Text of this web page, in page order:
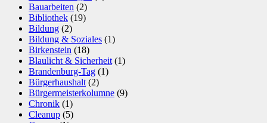
Bauarbeiten (2)
Bibliothek (19)
Bildung (2)
Bildung & Soziales (1)
Birkenstein (18)
Blaulicht & Sicherheit (1)
Brandenburg-Tag (1)
Bürgerhaushalt (2)
Bürgermeisterkolumne (9)
Chronik (1)
Cleanup (5)